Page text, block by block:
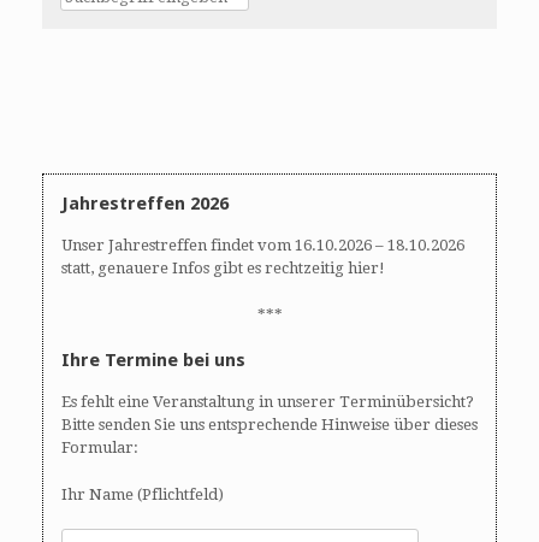
Jahrestreffen 2026
Unser Jahrestreffen findet vom 16.10.2026 – 18.10.2026
statt, genauere Infos gibt es rechtzeitig hier!
***
Ihre Termine bei uns
Es fehlt eine Veranstaltung in unserer Terminübersicht?
Bitte senden Sie uns entsprechende Hinweise über dieses
Formular:
Ihr Name (Pflichtfeld)